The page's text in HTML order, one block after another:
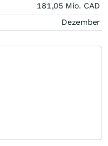
181,05 Mio. CAD
Dezember